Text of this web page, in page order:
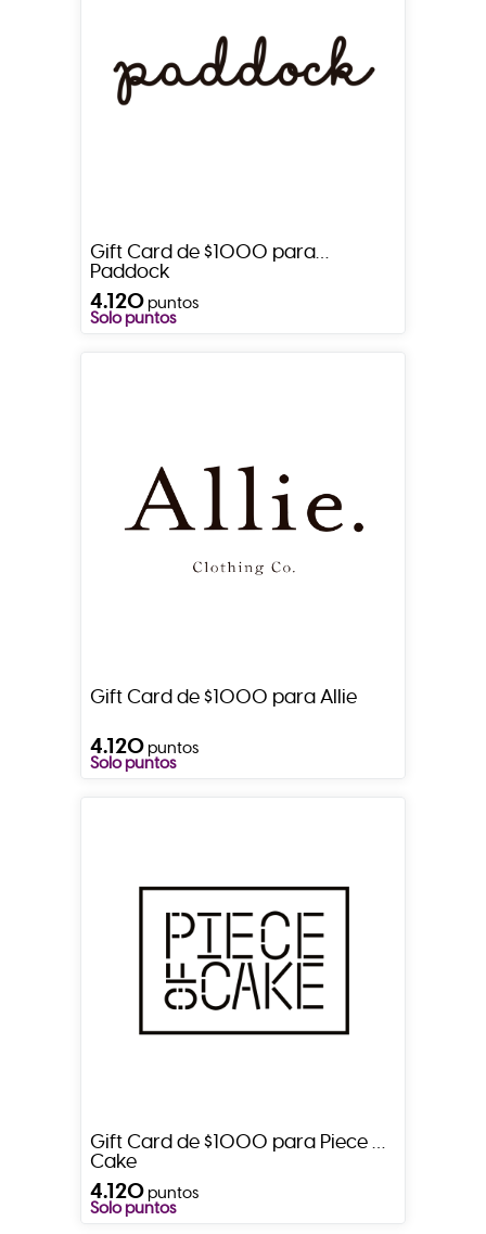
Gift Card de $1000 para
Paddock
4.120puntos
Solo puntos
Gift Card de $1000 para Allie
4.120puntos
Solo puntos
Gift Card de $1000 para Piece Of
Cake
4.120puntos
Solo puntos